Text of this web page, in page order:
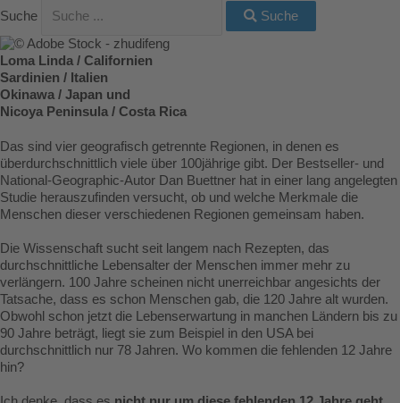
Suche Suche
Loma Linda / Californien
Sardinien / Italien
Okinawa / Japan und
Nicoya Peninsula / Costa Rica
Das sind vier geografisch getrennte Regionen, in denen es
überdurchschnittlich viele über 100jährige gibt. Der Bestseller- und
National-Geographic-Autor Dan Buettner hat in einer lang angelegten
Studie herauszufinden versucht, ob und welche Merkmale die
Menschen dieser verschiedenen Regionen gemeinsam haben.
Die Wissenschaft sucht seit langem nach Rezepten, das
durchschnittliche Lebensalter der Menschen immer mehr zu
verlängern. 100 Jahre scheinen nicht unerreichbar angesichts der
Tatsache, dass es schon Menschen gab, die 120 Jahre alt wurden.
Obwohl schon jetzt die Lebenserwartung in manchen Ländern bis zu
90 Jahre beträgt, liegt sie zum Beispiel in den USA bei
durchschnittlich nur 78 Jahren. Wo kommen die fehlenden 12 Jahre
hin?